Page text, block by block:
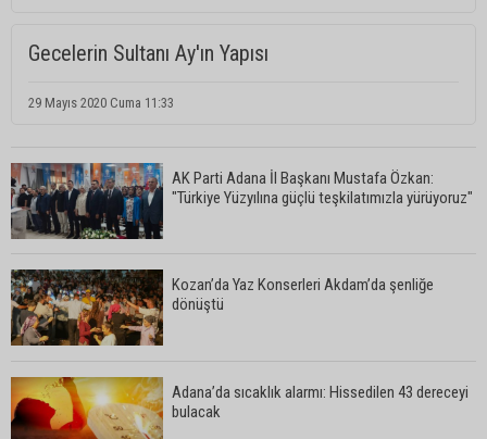
Gecelerin Sultanı Ay'ın Yapısı
29 Mayıs 2020 Cuma 11:33
AK Parti Adana İl Başkanı Mustafa Özkan:
"Türkiye Yüzyılına güçlü teşkilatımızla yürüyoruz"
Kozan’da Yaz Konserleri Akdam’da şenliğe
dönüştü
Adana’da sıcaklık alarmı: Hissedilen 43 dereceyi
bulacak